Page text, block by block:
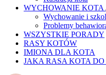
WYCHOWANIE KOTA
Wychowanie i
Problemy
WSZYSTKIE PORADY
RASY KOTÓW
IMIONA DLA KOTA
JAKA RASA KOTA DO